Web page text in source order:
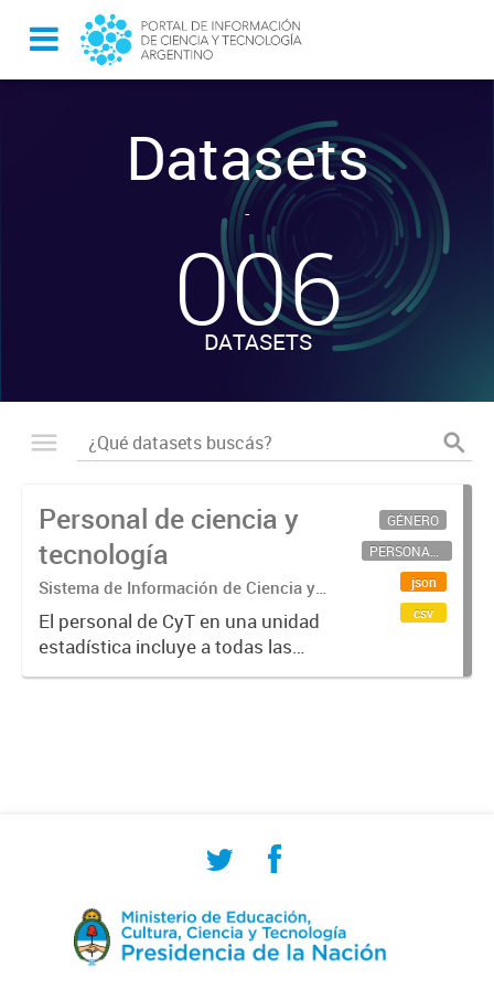
Datasets
-
006
DATASETS
Personal de ciencia y
tecnología
Sistema de Información de Ciencia y
Tecnología Argentino (SICYTAR)
El personal de CyT en una unidad
estadística incluye a todas las
personas involucradas
GÉNERO
PERSONAL CIENTÍFICO-TECNOLÓGICO
json
csv